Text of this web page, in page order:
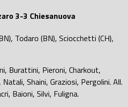
3-3 Chiesanuova
Todaro (BN), Sciocchetti (CH),
Burattini, Pieroni, Charkout,
Shaini, Graziosi, Pergolini. All.
Baioni, Silvi, Fuligna.